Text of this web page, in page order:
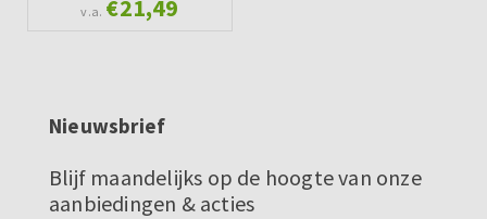
v.a. €21,49
Nieuwsbrief
Blijf maandelijks op de hoogte van onze
aanbiedingen & acties